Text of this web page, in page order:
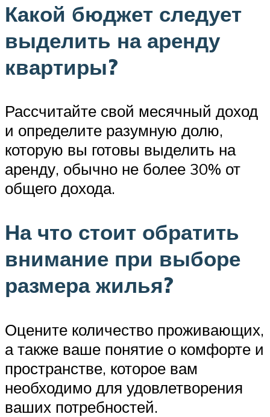
Какой бюджет следует
выделить на аренду
квартиры?
Рассчитайте свой месячный доход
и определите разумную долю,
которую вы готовы выделить на
аренду, обычно не более 30% от
общего дохода.
На что стоит обратить
внимание при выборе
размера жилья?
Оцените количество проживающих,
а также ваше понятие о комфорте и
пространстве, которое вам
необходимо для удовлетворения
ваших потребностей.